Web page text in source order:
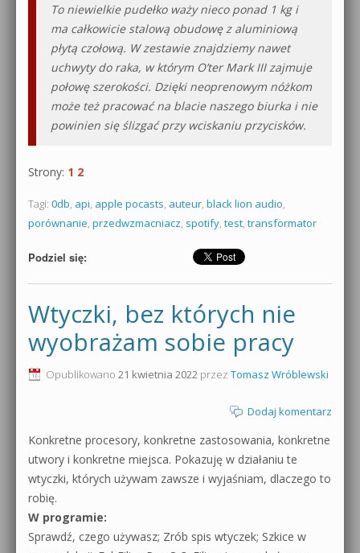
To niewielkie pudełko waży nieco ponad 1 kg i
ma całkowicie stalową obudowę z aluminiową
płytą czołową. W zestawie znajdziemy nawet
uchwyty do raka, w którym O’ter Mark III zajmuje
połowę szerokości. Dzięki neoprenowym nóżkom
może też pracować na blacie naszego biurka i nie
powinien się ślizgać przy wciskaniu przycisków.
Strony: 1 2
Tagi: 0db, api, apple pocasts, auteur, black lion audio,
porównanie, przedwzmacniacz, spotify, test, transformator
Podziel się:
Wtyczki, bez których nie
wyobrażam sobie pracy
Opublikowano 21 kwietnia 2022 przez Tomasz Wróblewski
Dodaj komentarz
Konkretne procesory, konkretne zastosowania, konkretne
utwory i konkretne miejsca. Pokazuję w działaniu te
wtyczki, których używam zawsze i wyjaśniam, dlaczego to
robię.
W programie:
Sprawdź, czego używasz; Zrób spis wtyczek; Szkice w